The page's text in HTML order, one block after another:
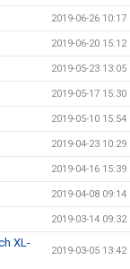
2019-06-26 10:17
2019-06-20 15:12
2019-05-23 13:05
2019-05-17 15:30
2019-05-10 15:54
2019-04-23 10:29
2019-04-16 15:39
2019-04-08 09:14
2019-03-14 09:32
XL-
2019-03-05 13:42